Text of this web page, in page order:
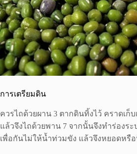
การเตรียมดิน
ควรไถด้วยผาน 3 ตากดินทิ้งไว้ คราดเก็
แล้วจึงไถด้วยพาน 7 จากนั้นจึงทำร่องร
เพื่อกันไม่ให้น้ำท่วมขัง แล้วจึงหยอดหรื